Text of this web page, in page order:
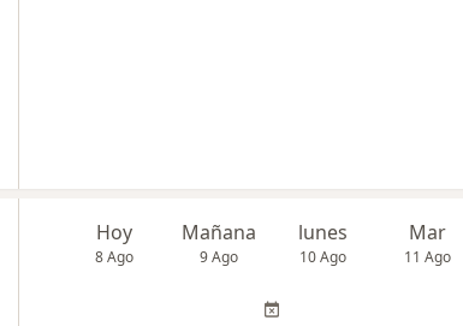
Hoy
8 Ago
Mañana
9 Ago
lunes
10 Ago
Mar
11 Ago